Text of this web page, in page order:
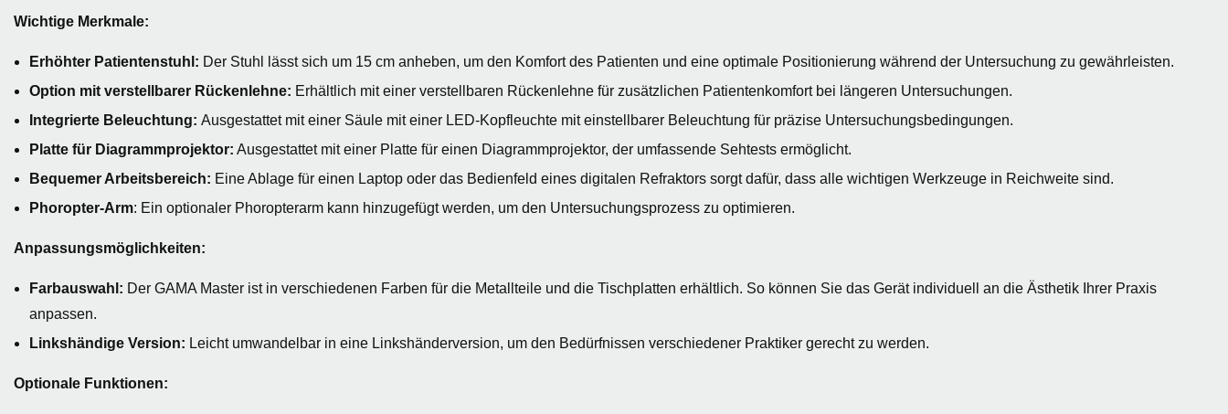
Wichtige Merkmale:
Erhöhter Patientenstuhl: Der Stuhl lässt sich um 15 cm anheben, um den Komfort des Patienten und eine optimale Positionierung während der Untersuchung zu gewährleisten.
Option mit verstellbarer Rückenlehne: Erhältlich mit einer verstellbaren Rückenlehne für zusätzlichen Patientenkomfort bei längeren Untersuchungen.
Integrierte Beleuchtung: Ausgestattet mit einer Säule mit einer LED-Kopfleuchte mit einstellbarer Beleuchtung für präzise Untersuchungsbedingungen.
Platte für Diagrammprojektor: Ausgestattet mit einer Platte für einen Diagrammprojektor, der umfassende Sehtests ermöglicht.
Bequemer Arbeitsbereich: Eine Ablage für einen Laptop oder das Bedienfeld eines digitalen Refraktors sorgt dafür, dass alle wichtigen Werkzeuge in Reichweite sind.
Phoropter-Arm: Ein optionaler Phoropterarm kann hinzugefügt werden, um den Untersuchungsprozess zu optimieren.
Anpassungsmöglichkeiten:
Farbauswahl: Der GAMA Master ist in verschiedenen Farben für die Metallteile und die Tischplatten erhältlich. So können Sie das Gerät individuell an die Ästhetik Ihrer Praxis
anpassen.
Linkshändige Version: Leicht umwandelbar in eine Linkshänderversion, um den Bedürfnissen verschiedener Praktiker gerecht zu werden.
Optionale Funktionen: